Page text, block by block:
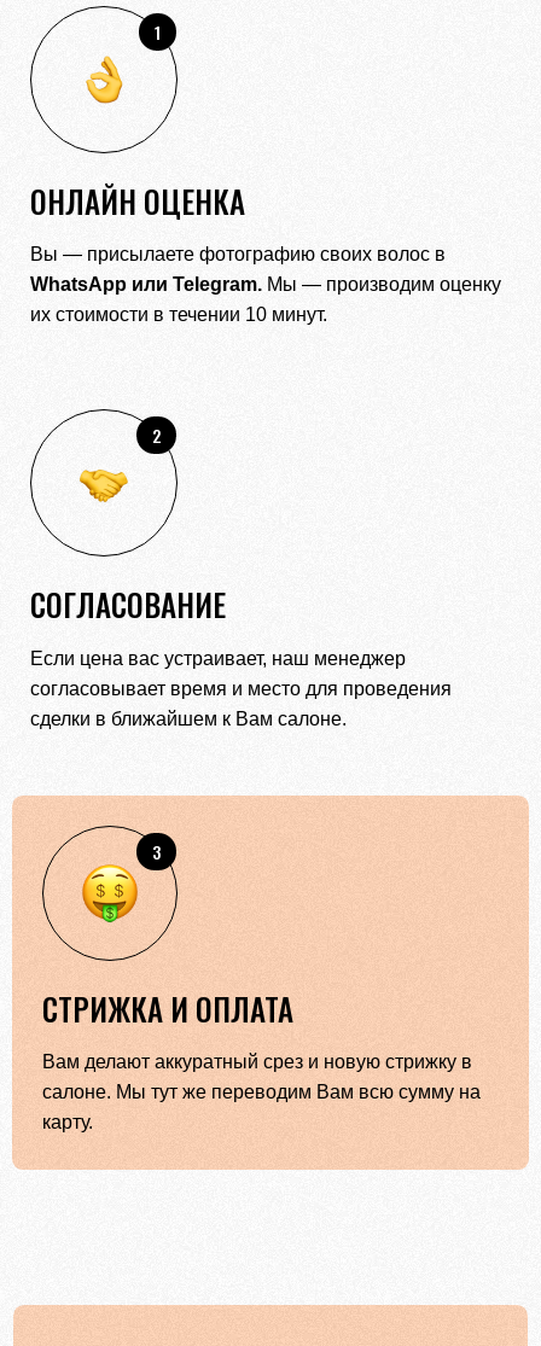
1
ОНЛАЙН ОЦЕНКА
Вы — присылаете фотографию своих волос в
WhatsApp или Telegram. Мы — производим оценку
их стоимости в течении 10 минут.
2
СОГЛАСОВАНИЕ
Если цена вас устраивает, наш менеджер
согласовывает время и место для проведения
сделки в ближайшем к Вам салоне.
3
СТРИЖКА И ОПЛАТА
Вам делают аккуратный срез и новую стрижку в
салоне. Мы тут же переводим Вам всю сумму на
карту.